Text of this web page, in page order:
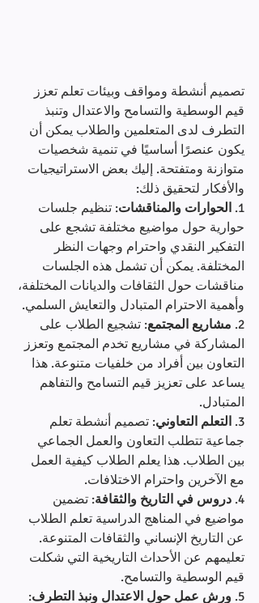
تصميم أنشطة ومواقف وبيئات تعلم تعزز
قيم الوسطية والتسامح والاعتدال وتنبذ
التطرف لدى المتعلمين والطلاب يمكن أن
يكون عنصرًا أساسيًا في تنمية شخصيات
متوازنة ومتفتحة. إليك بعض الاستراتيجيات
والأفكار لتحقيق ذلك:
1. الحوارات والمناقشات: تنظيم جلسات
حوارية حول مواضيع مختلفة تشجع على
التفكير النقدي واحترام وجهات النظر
المختلفة. يمكن أن تشمل هذه الجلسات
مناقشات حول الثقافات والديانات المختلفة،
وأهمية الاحترام المتبادل والتعايش السلمي.
2. مشاريع المجتمع: تشجيع الطلاب على
المشاركة في مشاريع تخدم المجتمع وتعزز
التعاون بين أفراد من خلفيات متنوعة. هذا
يساعد على تعزيز قيم التسامح والتفاهم
المتبادل.
3. التعلم التعاوني: تصميم أنشطة تعلم
جماعية تتطلب التعاون والعمل الجماعي
بين الطلاب. هذا يعلم الطلاب كيفية العمل
مع الآخرين واحترام الاختلافات.
4. دروس في التاريخ والثقافة: تضمين
مواضيع في المناهج الدراسية تعلم الطلاب
عن التاريخ الإنساني والثقافات المتنوعة.
تعليمهم عن الأحداث التاريخية التي شكلت
قيم الوسطية والتسامح.
5. ورش عمل حول الاعتدال ونبذ التطرف: